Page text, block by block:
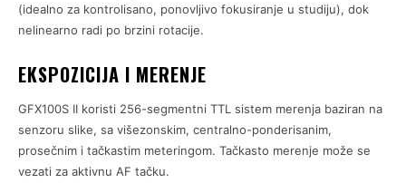
(idealno za kontrolisano, ponovljivo fokusiranje u studiju), dok
nelinearno radi po brzini rotacije.
EKSPOZICIJA I MERENJE
GFX100S II koristi 256-segmentni TTL sistem merenja baziran na
senzoru slike, sa višezonskim, centralno-ponderisanim,
prosečnim i tačkastim meteringom. Tačkasto merenje može se
vezati za aktivnu AF tačku.